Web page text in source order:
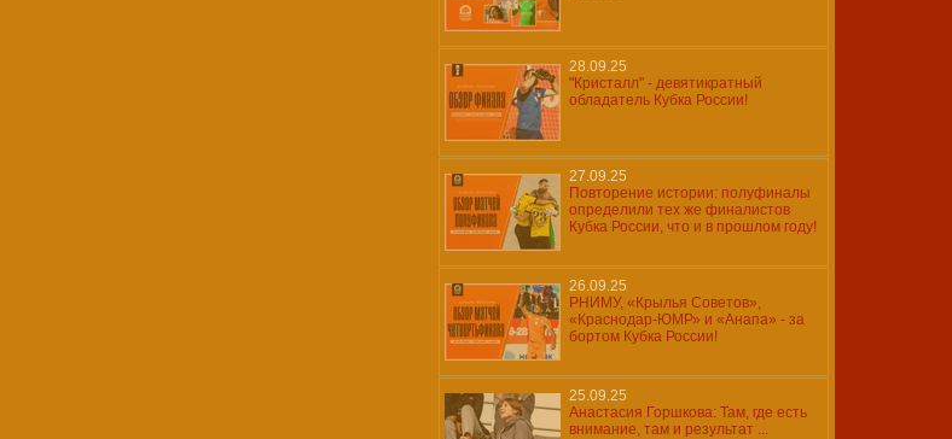
28.09.25
"Кристалл" - девятикратный
обладатель Кубка России!
27.09.25
Повторение истории: полуфиналы
определили тех же финалистов
Кубка России, что и в прошлом году!
26.09.25
РНИМУ, «Крылья Советов»,
«Краснодар-ЮМР» и «Анапа» - за
бортом Кубка России!
25.09.25
Анастасия Горшкова: Там, где есть
внимание, там и результат ...